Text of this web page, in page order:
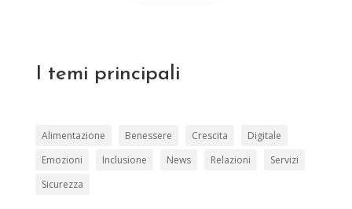
I temi principali
Alimentazione Benessere Crescita
Digitale
Emozioni
Inclusione News Relazioni
Servizi
Sicurezza